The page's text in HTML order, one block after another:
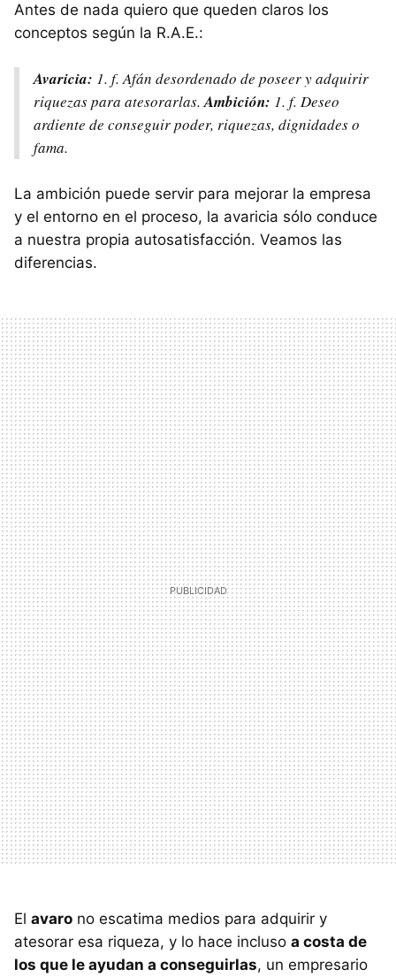
Antes de nada quiero que queden claros los
conceptos según la R.A.E.:
Avaricia: 1. f. Afán desordenado de poseer y adquirir
riquezas para atesorarlas.Ambición: 1. f. Deseo
ardiente de conseguir poder, riquezas, dignidades o
fama.
La ambición puede servir para mejorar la empresa
y el entorno en el proceso, la avaricia sólo conduce
a nuestra propia autosatisfacción. Veamos las
diferencias.
El avaro no escatima medios para adquirir y
atesorar esa riqueza, y lo hace incluso a costa de
los que le ayudan a conseguirlas, un empresario